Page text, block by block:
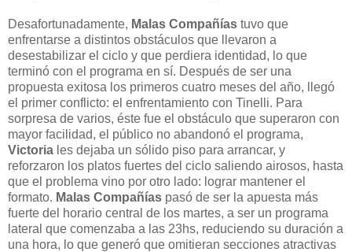
Desafortunadamente, Malas Compañías tuvo que
enfrentarse a distintos obstáculos que llevaron a
desestabilizar el ciclo y que perdiera identidad, lo que
terminó con el programa en sí. Después de ser una
propuesta exitosa los primeros cuatro meses del año, llegó
el primer conflicto: el enfrentamiento con Tinelli. Para
sorpresa de varios, éste fue el obstáculo que superaron con
mayor facilidad, el público no abandonó el programa,
Victoria les dejaba un sólido piso para arrancar, y
reforzaron los platos fuertes del ciclo saliendo airosos, hasta
que el problema vino por otro lado: lograr mantener el
formato. Malas Compañías pasó de ser la apuesta más
fuerte del horario central de los martes, a ser un programa
lateral que comenzaba a las 23hs, reduciendo su duración a
una hora, lo que generó que omitieran secciones atractivas